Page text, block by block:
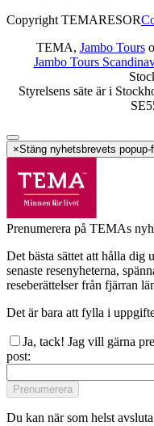
Copyright TEMARESOR
TEMA, Jambo Tours
Jambo Tours
Styrelsens säte är i
×Stäng nyhetsbrevets popup-
Prenumerera på TEMAs
Det bästa sättet att hålla
senaste resenyheterna,
reseberättelser från fjärran
Det är bara att fylla i
Ja, tack! Jag vill gärna
post:
Prenumerera
Du kan när som helst